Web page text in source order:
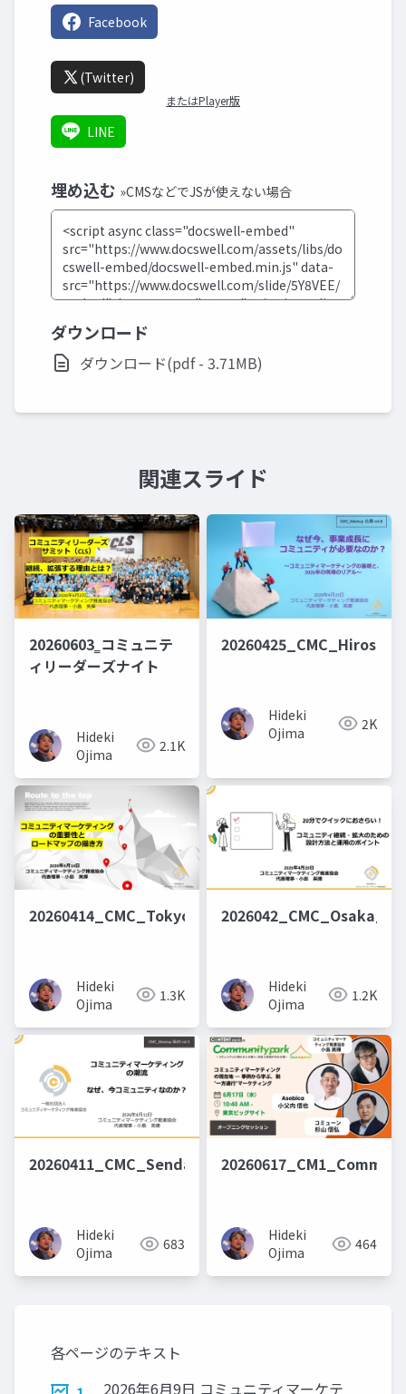
Facebook
(Twitter)
またはPlayer版
LINE
埋め込む »CMSなどでJSが使えない場合
ダウンロード
ダウンロード(pdf - 3.71MB)
関連スライド
20260603‗コミュニテ
ィリーダーズナイト
Hideki
Ojima
2.1K
Hideki
Ojima
2K
20260414_CMC_Tokyo_Roadmap
Hideki
Ojima
1.3K
Hideki
Ojima
1.2K
20260411_CMC_Sendai_WhyCommunity
Hideki
Ojima
683
Hideki
Ojima
464
各ページのテキスト
2026年6月9日 コミュニティマーケテ